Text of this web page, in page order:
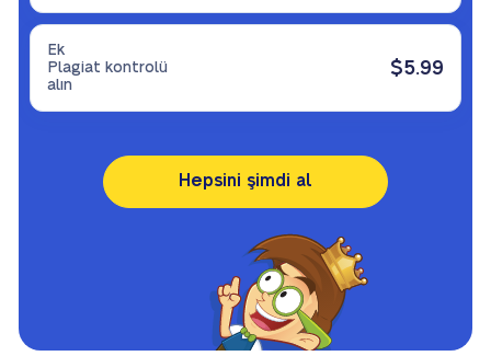
Ek
Plagiat kontrolü
alın
$5.99
Hepsini şimdi al